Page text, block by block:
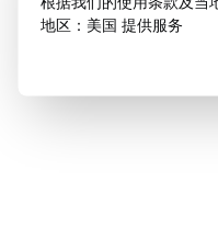
地区：美国 提供服务